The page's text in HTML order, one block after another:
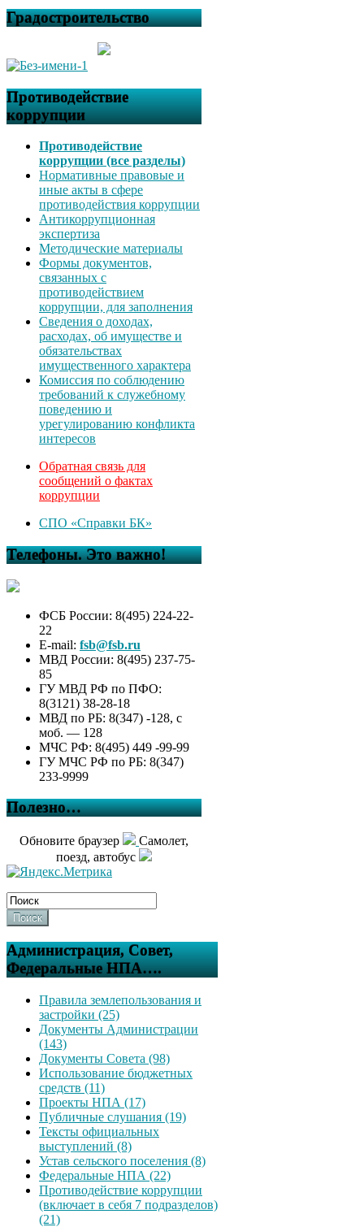
Градостроительство
Противодействие
коррупции
Противодействие
коррупции (все разделы)
Нормативные правовые и
иные акты в сфере
противодействия коррупции
Антикоррупционная
экспертиза
Методические материалы
Формы документов,
связанных с
противодействием
коррупции, для заполнения
Сведения о доходах,
расходах, об имуществе и
обязательствах
имущественного характера
Комиссия по соблюдению
требований к служебному
поведению и
урегулированию конфликта
интересов
Обратная связь для
сообщений о фактах
коррупции
СПО «Справки БК»
Телефоны. Это важно!
ФСБ России: 8(495) 224-22-
22
E-mail: fsb@fsb.ru
МВД России: 8(495) 237-75-
85
ГУ МВД РФ по ПФО:
8(3121) 38-28-18
МВД по РБ: 8(347) -128, с
моб. — 128
МЧС РФ: 8(495) 449 -99-99
ГУ МЧС РФ по РБ: 8(347)
233-9999
Полезно…
Обновите браузер
Самолет,
поезд, автобус
Поиск
Администрация, Совет,
Федеральные НПА….
Правила землепользования и
застройки (25)
Документы Администрации
(143)
Документы Совета (98)
Использование бюджетных
средств (11)
Проекты НПА (17)
Публичные слушания (19)
Тексты официальных
выступлений (8)
Устав сельского поселения (8)
Федеральные НПА (22)
Противодействие коррупции
(включает в себя 7 подразделов)
(21)